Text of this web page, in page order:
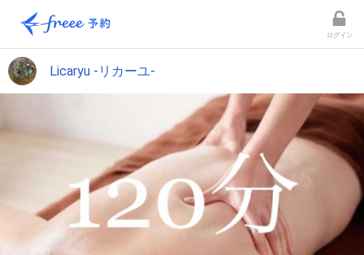
ログイン
Licaryu -リカーユ-